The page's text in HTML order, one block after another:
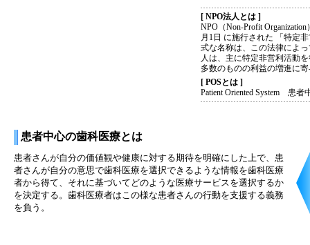
[ NPO法人とは ]
NPO（Non-Profit
月1日 に施行された 「特定
式な名称は、この法律によ
人は、主に特定非営利活動
多数のものの利益の増進に
[ POSとは ]
Patient Oriented System 患者
患者中心の歯科医療とは
患者さんが自分の価値観や健康に対する期待を明確にした上で、患
者さんが自分の意思で歯科医療を選択できるような情報を歯科医療
者から得て、それに基づいてどのような医療サービスを選択するか
を決定する。歯科医療者はこの様な患者さんの行動を支援する義務
を負う。